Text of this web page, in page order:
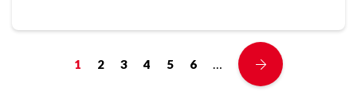
1 2 3 4 5 6 …